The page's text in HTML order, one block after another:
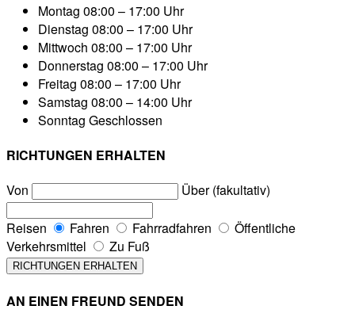
Montag 08:00 – 17:00 Uhr
Dienstag 08:00 – 17:00 Uhr
Mittwoch 08:00 – 17:00 Uhr
Donnerstag 08:00 – 17:00 Uhr
Freitag 08:00 – 17:00 Uhr
Samstag 08:00 – 14:00 Uhr
Sonntag Geschlossen
RICHTUNGEN ERHALTEN
Von
Über (fakultativ)
Reisen Fahren Fahrradfahren
Öffentliche
Verkehrsmittel
Zu Fuß
AN EINEN FREUND SENDEN